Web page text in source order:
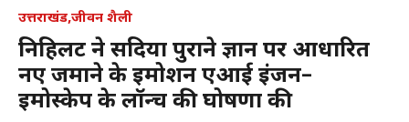
उत्तराखंड,जीवन शैली
निहिलेंट ने सदियों पुराने ज्ञान पर आधारित
नए जमाने के इमोशन एआई इंजन–
इमोस्केप के लॉन्च की घोषणा की